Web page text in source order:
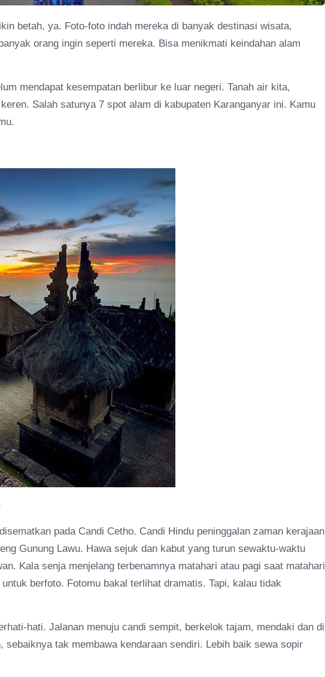
betah, ya. Foto-foto indah mereka di banyak destinasi wisata,
orang ingin seperti mereka. Bisa menikmati keindahan alam
mendapat kesempatan berlibur ke luar negeri. Tanah air kita,
Salah satunya 7 spot alam di kabupaten Karanganyar ini. Kamu
pada Candi Cetho. Candi Hindu peninggalan zaman kerajaan
Gunung Lawu. Hawa sejuk dan kabut yang turun sewaktu-waktu
Kala senja menjelang terbenamnya matahari atau pagi saat matahari
berfoto. Fotomu bakal terlihat dramatis. Tapi, kalau tidak
hati. Jalanan menuju candi sempit, berkelok tajam, mendaki dan di
tak membawa kendaraan sendiri. Lebih baik sewa sopir